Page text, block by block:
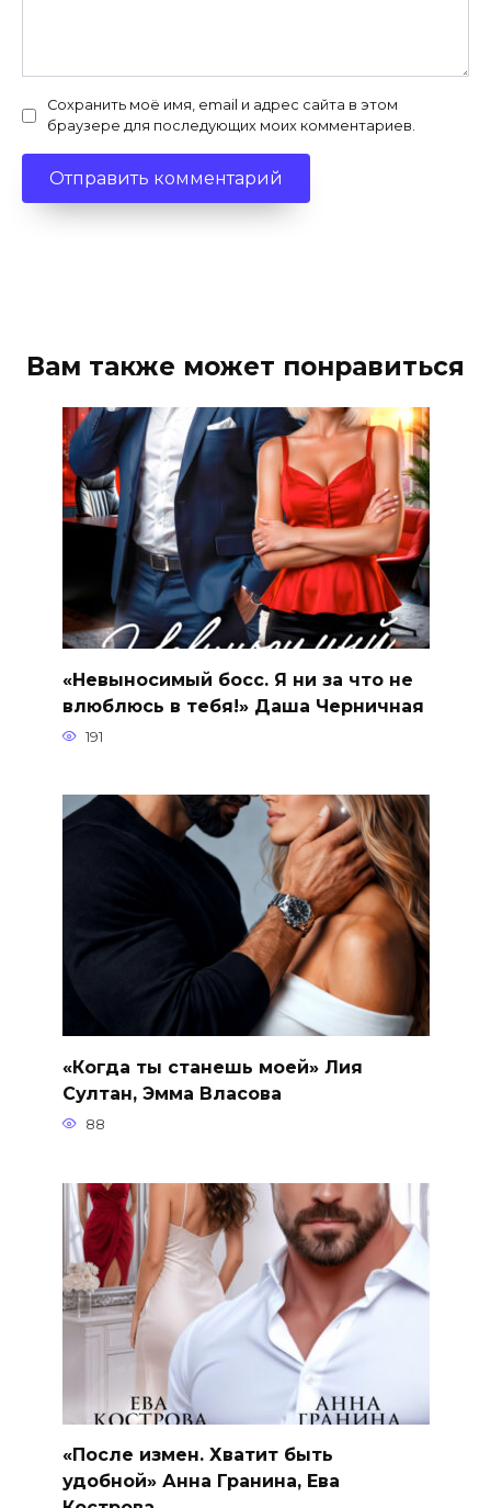
Сохранить моё имя, email и адрес сайта в этом
браузере для последующих моих комментариев.
Вам также может понравиться
«Невыносимый босс. Я ни за что не
влюблюсь в тебя!» Даша Черничная
191
«Когда ты станешь моей» Лия
Султан, Эмма Власова
88
«После измен. Хватит быть
удобной» Анна Гранина, Ева